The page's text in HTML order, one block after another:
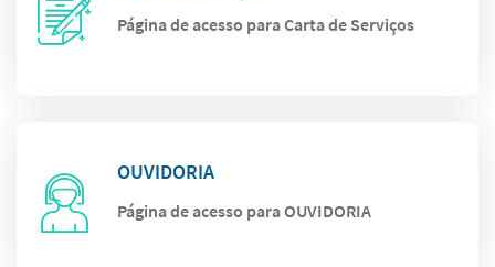
Página de acesso para Carta de Serviços
OUVIDORIA
Página de acesso para OUVIDORIA